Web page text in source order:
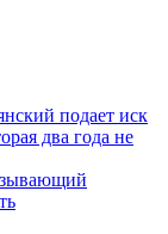
подает иск
два года не